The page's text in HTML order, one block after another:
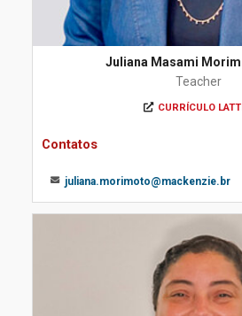
Juliana Masami
Teacher
CURRÍCULO
Contatos
juliana.morimoto@mackenzie.br